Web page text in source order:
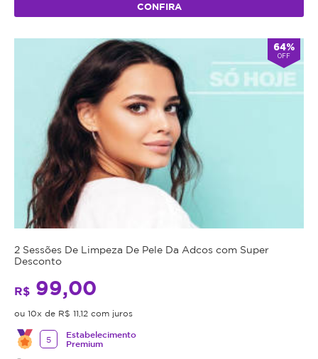
CONFIRA
64%
OFF
2 Sessões De Limpeza De Pele Da Adcos com Super
Desconto
R$ 99,00
ou 10x de R$ 11,12 com juros
5
Estabelecimento
Premium